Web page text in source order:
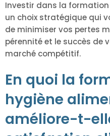
Investir dans la
un choix stratégique qui
de minimiser vos pertes
pérennité et le succès de
marché compétitif.
En quoi la
hygiène
améliore-t-